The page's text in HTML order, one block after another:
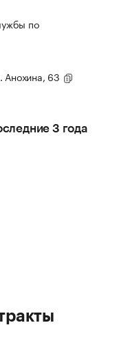
по
Анохина, 63
3 года